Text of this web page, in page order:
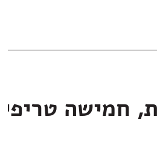
חמישה